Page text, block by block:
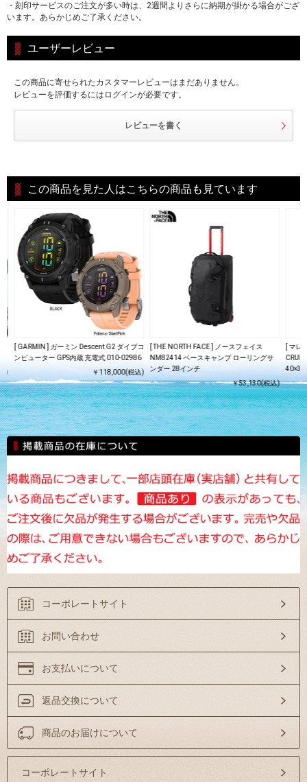
・刻印サービスのご注文が多い時は、2週間よりさらに納期が掛かる場合がござ
います。あらかじめご了承ください。
ユーザーレビュー
この商品に寄せられたカスタマーレビューはまだありません。
レビューを評価するにはログインが必要です。
レビューを書く
この商品を見た人はこちらの商品も見ています
)
[ GARMIN ] ガーミン Descent G2 ダイブコ
ンピューター GPS内蔵 充電式 010-02986
￥118,000(税込)
[ THE NORTH FACE ] ノースフェイス
NM82414 ベースキャンプ ローリングサ
ンダー 28インチ
￥53,130(税込)
[ マ
コーポレートサイト
お問い合わせ
お支払いについて
返品交換について
商品のお届けについて
コーポレートサイト